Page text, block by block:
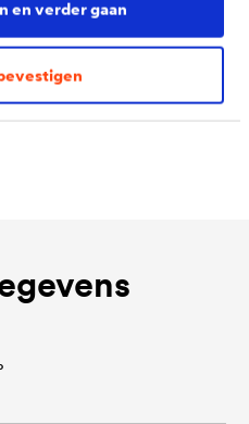
en verder gaan
oppervlakken. Een
bij gebruik langs beide
de maximale kleefkracht